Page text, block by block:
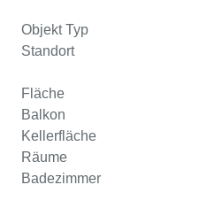
Objekt Typ
Standort
Fläche
Balkon
Kellerfläche
Räume
Badezimmer